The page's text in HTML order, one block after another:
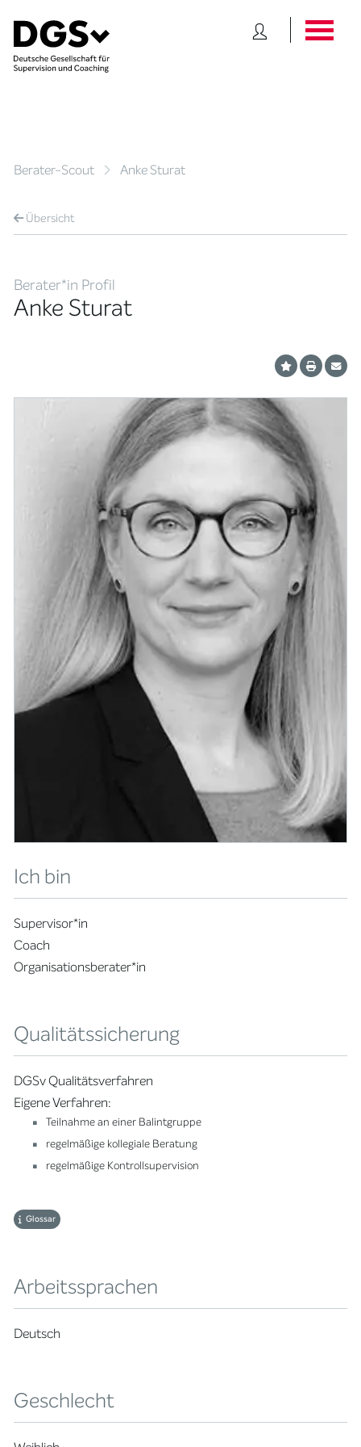
Berater-Scout Anke Sturat
Übersicht
Berater*in Profil
Anke Sturat
Ich bin
Supervisor*in
Coach
Organisationsberater*in
Qualitätssicherung
DGSv Qualitätsverfahren
Eigene Verfahren:
Teilnahme an einer Balintgruppe
regelmäßige kollegiale Beratung
regelmäßige Kontrollsupervision
Glossar
Arbeitssprachen
Deutsch
Geschlecht